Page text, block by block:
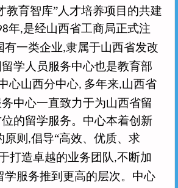
教育智库”人才培养项目的共建
年,是经山西省工商局正式注
有一类企业,隶属于山西省发改
学人员服务中心也是教育部
心山西分中心, 多年来,山西省
中心一直致力于为山西省留
的留学服务。中心本着创新
原则 ,倡导“高效、优质、求
打造卓越的业务团队 ,不断加
学服务推到更高的层次。中心